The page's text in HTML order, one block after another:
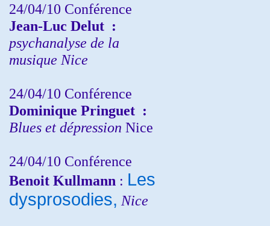
24/04/10 Conférence
Jean-Luc Delut :
psychanalyse de la
musique Nice
24/04/10 Conférence
Dominique Pringuet :
Blues et dépression Nice
24/04/10 Conférence
Benoit Kullmann : Les
dysprosodies, Nice